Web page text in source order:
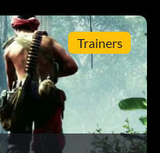
Trainers